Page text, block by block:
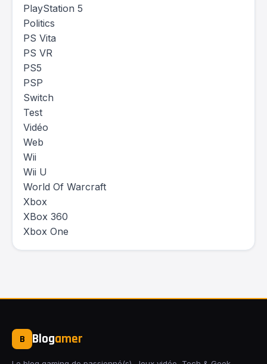
PlayStation 5
Politics
PS Vita
PS VR
PS5
PSP
Switch
Test
Vidéo
Web
Wii
Wii U
World Of Warcraft
Xbox
XBox 360
Xbox One
B Blogamer